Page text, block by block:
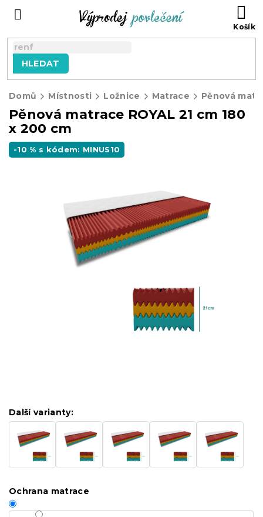
HLEDAT
Domů Místnosti Ložnice Matrace
Pěnová matrace ROYAL 21 cm 180
x 200 cm
-10 % s kódem: MINUS10
Další varianty:
Ochrana matrace